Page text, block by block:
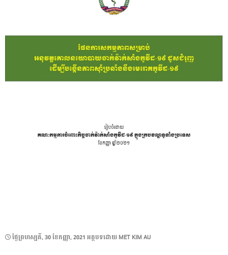
POSTED
ថ្ងៃ​ព្រហស្បតិ៍, 30 ខែ​កញ្ញា, 2021 អត្ថបទដោយ MET KIM AU